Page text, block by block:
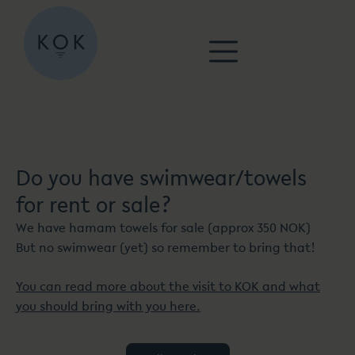
Do you have swimwear/towels
for rent or sale?
We have hamam towels for sale (approx 350 NOK)
But no swimwear (yet) so remember to bring that!
You can read more about the visit to KOK and what
you should bring with you here.